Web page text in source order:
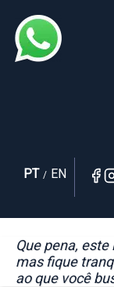
PT / EN
Que pena,
mas fique
ao que você